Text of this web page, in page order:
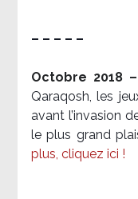
– – – – –
Octobre 2018 –
Qaraqosh, les
avant l’invasion
le plus grand
plus, cliquez ici !